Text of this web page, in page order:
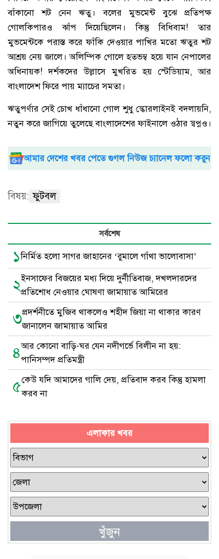
বাঁকানো শট নেন ঋতু। বলের মুভমেন্ট বুঝে প্রতিপক্ষ
গোলকিপারও ঝাঁপ দিয়েছিলেন। কিন্তু বিধিবাম! তার
মুভমেন্টকে পরাস্ত করে ফাঁকি দেওয়ার পাখির মতো ঋতুর শট
আশ্রয় নেয় জালে। অলিম্পিক গোলে হতভম্ব হয়ে যান নেপালের
অধিনায়ক! দর্শকদের উল্লাসে মুখরিত হয় স্টেডিয়াম, আর
বাংলাদেশ ফিরে পায় ম্যাচের সমতা।
ঋতুপর্ণার সেই চোখ ধাঁধানো গোল শুধু স্কোরলাইনই বদলায়নি,
নতুন করে জাগিয়ে তুলেছে বাংলাদেশের ফাইনালে ওঠার স্বপ্নও।
আমার দেশের খবর পেতে গুগল নিউজ চ্যানেল ফলো করুন
বিষয়: ফুটবল
সর্বশেষ
১নির্মিত হলো সাগর জাহানের ‘রুমালে গাঁথা ভালোবাসা’
২ইনসাফের বিজয়ের মধ্য দিয়ে দুর্নীতিবাজ, দখলদারদের
প্রতিশোধ নেওয়ার ঘোষণা জামায়াত আমিরের
৩প্রদর্শনীতে মুজিব থাকলেও শহীদ জিয়া না থাকার কারণ
জানালেন জামায়াত আমির
৪আর কোনো বাড়ি-ঘর যেন নদীগর্ভে বিলীন না হয়:
পানিসম্পদ প্রতিমন্ত্রী
৫কেউ যদি আমাদের গালি দেয়, প্রতিবাদ করব কিন্তু হামলা
করব না
এলাকার খবর
খুঁজুন